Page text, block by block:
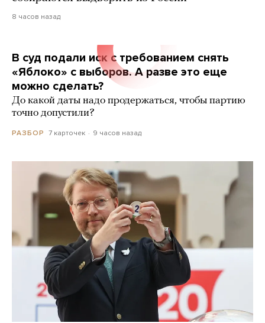
8 часов назад
В суд подали иск с требованием снять
«Яблоко» с выборов. А разве это еще
можно сделать?
До какой даты надо продержаться, чтобы партию
точно допустили?
РАЗБОР 7 карточек 9 часов назад